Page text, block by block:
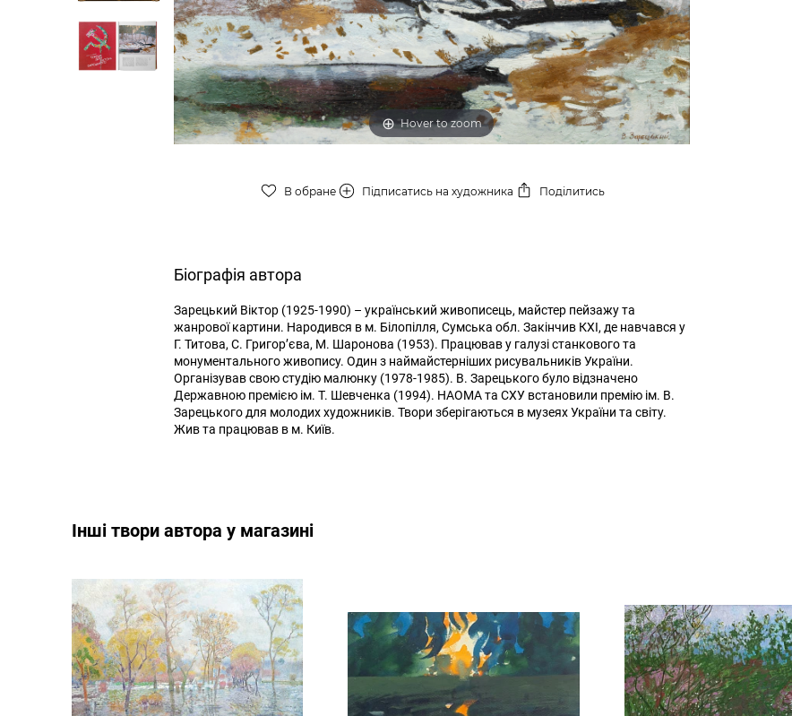
Hover to zoom
В обране Підписатись на художника Поділитись
Біографія автора
Зарецький Віктор (1925-1990) – український живописець, майстер пейзажу та
жанрової картини. Народився в м. Білопілля, Сумська обл. Закінчив КХІ, де навчався у
Г. Титова, С. Григор’єва, М. Шаронова (1953). Працював у галузі станкового та
монументального живопису. Один з наймайстерніших рисувальників України.
Організував свою студію малюнку (1978-1985). В. Зарецького було відзначено
Державною премією ім. Т. Шевченка (1994). НАОМА та СХУ встановили премію ім. В.
Зарецького для молодих художників. Твори зберігаються в музеях України та світу.
Жив та працював в м. Київ.
Інші твори автора у магазині